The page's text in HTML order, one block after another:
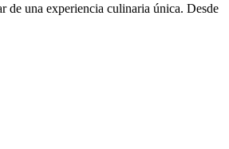
de una experiencia culinaria única. Desde